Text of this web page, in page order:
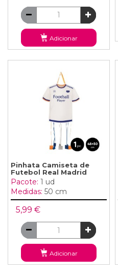
Adicionar
Pinhata Camiseta de
Futebol Real Madrid
Pacote: 1 ud
Medidas: 50 cm
5,99 €
Adicionar